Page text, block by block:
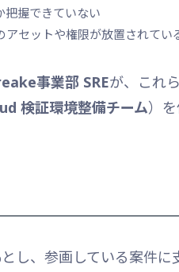
把握できていない
セットや権限が放置されてい
事業部 SREが、これ
検証環境整備チーム）
し、参画している案件